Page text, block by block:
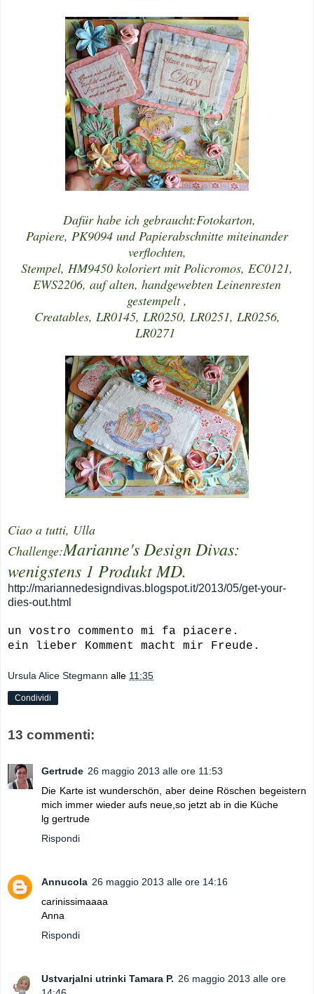
Dafür habe ich gebraucht:Fotokarton,
Papiere, PK9094 und Papierabschnitte miteinander
verflochten,
Stempel, HM9450 koloriert mit Policromos, EC0121,
EWS2206, auf alten, handgewebten Leinenresten
gestempelt ,
Creatables, LR0145, LR0250, LR0251, LR0256,
LR0271
Ciao a tutti, Ulla
Challenge:Marianne's Design Divas:
wenigstens 1 Produkt MD.
http://mariannedesigndivas.blogspot.it/2013/05/get-your-
dies-out.html
un vostro commento mi fa piacere.
ein lieber Komment macht mir Freude.
Ursula Alice Stegmann alle 11:35
Condividi
13 commenti:
Gertrude 26 maggio 2013 alle ore 11:53
Die Karte ist wunderschön, aber deine Röschen begeistern
mich immer wieder aufs neue,so jetzt ab in die Küche
lg gertrude
Rispondi
Annucola 26 maggio 2013 alle ore 14:16
carinissimaaaa
Anna
Rispondi
Ustvarjalni utrinki Tamara P. 26 maggio 2013 alle ore